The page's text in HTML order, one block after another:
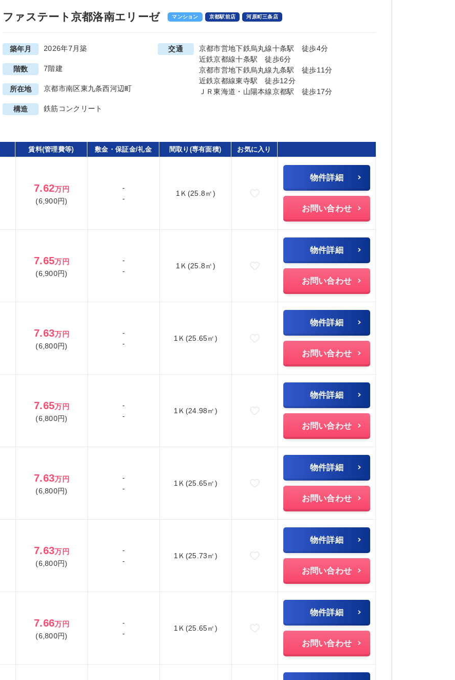
マンション 京都駅前店 河原町三条店
ファステート京都洛南エリーゼ
築年月 2026年7月築
階数 7階建
所在地 京都市南区東九条西河辺町
構造 鉄筋コンクリート
交通
京都市営地下鉄烏丸線十条駅 徒歩4分
近鉄京都線十条駅 徒歩6分
京都市営地下鉄烏丸線九条駅 徒歩11分
近鉄京都線東寺駅 徒歩12分
ＪＲ東海道・山陽本線京都駅 徒歩17分
賃料(管理費等) 敷金・保証金/礼金 間取り(専有面積) お気に入り
7.62万円
(6,900円)
-
-
1Ｋ(25.8㎡) お気に入りに追加
物件詳細
お問い合わせ
7.65万円
(6,900円)
-
-
1Ｋ(25.8㎡) お気に入りに追加
物件詳細
お問い合わせ
7.63万円
(6,800円)
-
-
1Ｋ(25.65㎡) お気に入りに追加
物件詳細
お問い合わせ
7.65万円
(6,800円)
-
-
1Ｋ(24.98㎡) お気に入りに追加
物件詳細
お問い合わせ
7.63万円
(6,800円)
-
-
1Ｋ(25.65㎡) お気に入りに追加
物件詳細
お問い合わせ
7.63万円
(6,800円)
-
-
1Ｋ(25.73㎡) お気に入りに追加
物件詳細
お問い合わせ
7.66万円
(6,800円)
-
-
1Ｋ(25.65㎡) お気に入りに追加
物件詳細
お問い合わせ